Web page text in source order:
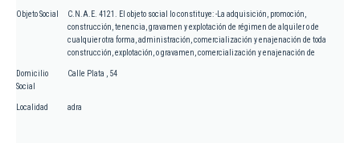
Objeto Social
C.N.A.E. 4121. El objeto social lo constituye: -La adquisición, promoción,
construcción, tenencia, gravamen y explotación de régimen de alquiler o de
cualquier otra forma, administración, comercialización y enajenación de toda
construcción, explotación, o gravamen, comercialización y enajenación de
Domicilio
Social
Calle Plata , 54
Localidad adra